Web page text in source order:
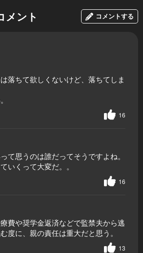
メント コメントする
落ちて欲しくないけど、落ちてしま
16
て思うのは誰だってそうですよね。
いくって大変だ。。
16
費や奨学金返済などで監禁夫から逃
度に、親の責任は重大だと思う。
13